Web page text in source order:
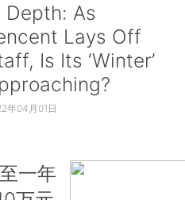
Depth: As
Lays Off
Is Its ‘Winter’
年04月01日
一年